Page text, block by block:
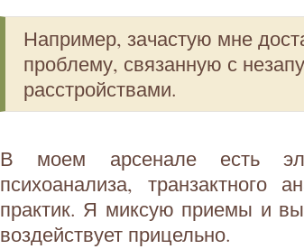
Например, зачастую мне
проблему, связанную с
расстройствами.
В моем арсенале есть
психоанализа, транзактного
практик. Я миксую приемы и
воздействует прицельно.